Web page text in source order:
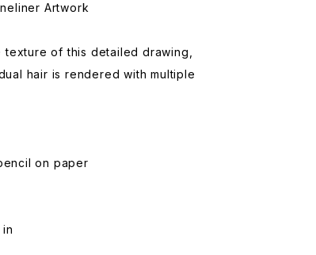
Artwork
texture of this detailed drawing,
hair is rendered with multiple
on paper
in